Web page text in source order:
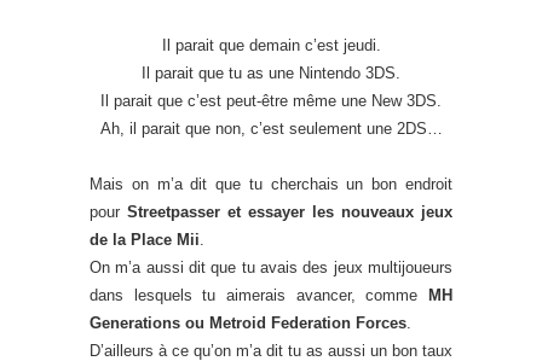
Il parait que demain c’est jeudi.
Il parait que tu as une Nintendo 3DS.
Il parait que c’est peut-être même une New 3DS.
Ah, il parait que non, c’est seulement une 2DS…
Mais on m’a dit que tu cherchais un bon endroit
pour Streetpasser et essayer les nouveaux jeux
de la Place Mii
On m’a aussi dit que tu avais des jeux multijoueurs
dans lesquels tu aimerais avancer, comme
MH
Generations ou Metroid Federation Forces
D’ailleurs à ce qu’on m’a dit tu as aussi un bon taux